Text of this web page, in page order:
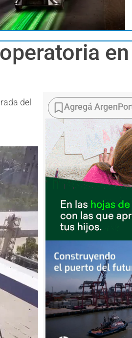
del
Agregá